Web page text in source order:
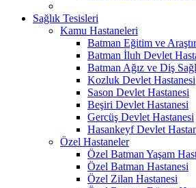
Sağlık Tesisleri
Kamu Hastaneleri
Batman Eğitim ve
Batman İluh Devlet
Batman Ağız ve Diş
Kozluk Devlet Hastanesi
Sason Devlet Hastanesi
Beşiri Devlet Hastanesi
Gercüş Devlet Hastanesi
Hasankeyf Devlet
Özel Hastaneler
Özel Batman Yaşam
Özel Batman Hastanesi
Özel Zilan Hastanesi